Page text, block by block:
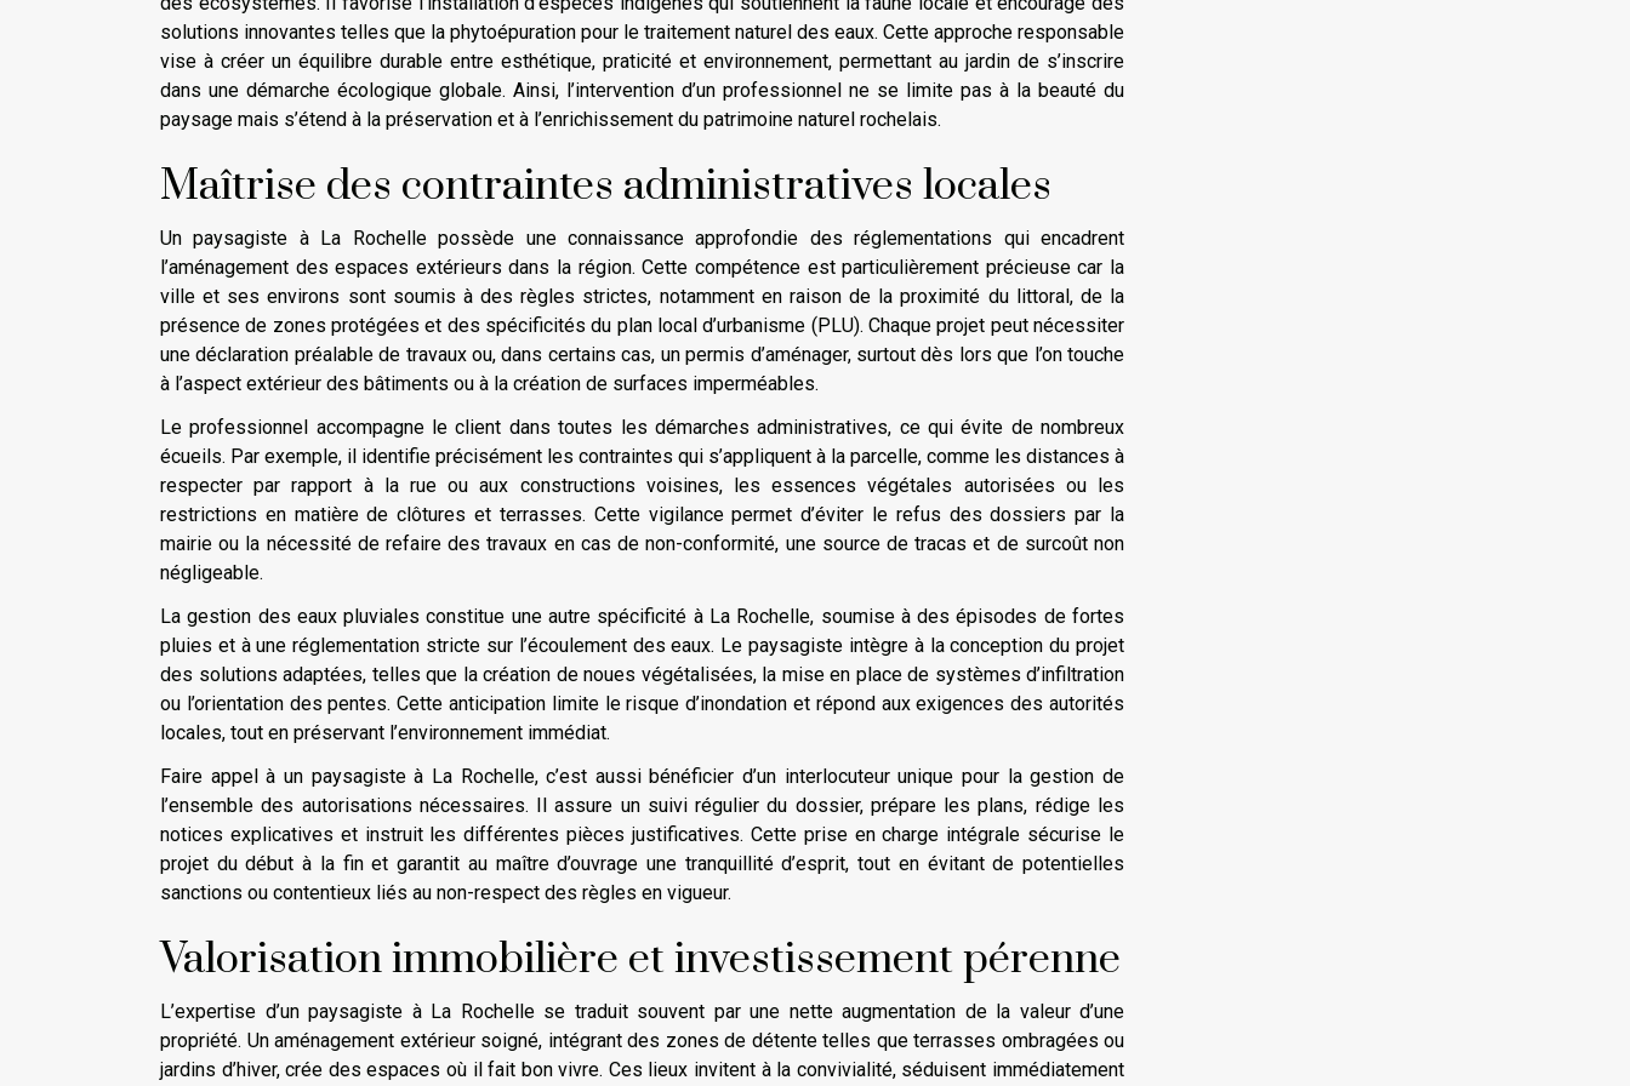
solutions innovantes telles que la phytoépuration pour le traitement naturel des eaux. Cette approche responsable
vise à créer un équilibre durable entre esthétique, praticité et environnement, permettant au jardin de s’inscrire
dans une démarche écologique globale. Ainsi, l’intervention d’un professionnel ne se limite pas à la beauté du
paysage mais s’étend à la préservation et à l’enrichissement du patrimoine naturel rochelais.
Maîtrise des contraintes administratives locales
Un paysagiste à La Rochelle possède une connaissance approfondie des réglementations qui encadrent
l’aménagement des espaces extérieurs dans la région. Cette compétence est particulièrement précieuse car la
ville et ses environs sont soumis à des règles strictes, notamment en raison de la proximité du littoral, de la
présence de zones protégées et des spécificités du plan local d’urbanisme (PLU). Chaque projet peut nécessiter
une déclaration préalable de travaux ou, dans certains cas, un permis d’aménager, surtout dès lors que l’on touche
à l’aspect extérieur des bâtiments ou à la création de surfaces imperméables.
Le professionnel accompagne le client dans toutes les démarches administratives, ce qui évite de nombreux
écueils. Par exemple, il identifie précisément les contraintes qui s’appliquent à la parcelle, comme les distances à
respecter par rapport à la rue ou aux constructions voisines, les essences végétales autorisées ou les
restrictions en matière de clôtures et terrasses. Cette vigilance permet d’éviter le refus des dossiers par la
mairie ou la nécessité de refaire des travaux en cas de non-conformité, une source de tracas et de surcoût non
négligeable.
La gestion des eaux pluviales constitue une autre spécificité à La Rochelle, soumise à des épisodes de fortes
pluies et à une réglementation stricte sur l’écoulement des eaux. Le paysagiste intègre à la conception du projet
des solutions adaptées, telles que la création de noues végétalisées, la mise en place de systèmes d’infiltration
ou l’orientation des pentes. Cette anticipation limite le risque d’inondation et répond aux exigences des autorités
locales, tout en préservant l’environnement immédiat.
Faire appel à un paysagiste à La Rochelle, c’est aussi bénéficier d’un interlocuteur unique pour la gestion de
l’ensemble des autorisations nécessaires. Il assure un suivi régulier du dossier, prépare les plans, rédige les
notices explicatives et instruit les différentes pièces justificatives. Cette prise en charge intégrale sécurise le
projet du début à la fin et garantit au maître d’ouvrage une tranquillité d’esprit, tout en évitant de potentielles
sanctions ou contentieux liés au non-respect des règles en vigueur.
Valorisation immobilière et investissement pérenne
L’expertise d’un paysagiste à La Rochelle se traduit souvent par une nette augmentation de la valeur d’une
propriété. Un aménagement extérieur soigné, intégrant des zones de détente telles que terrasses ombragées ou
jardins d’hiver, crée des espaces où il fait bon vivre. Ces lieux invitent à la convivialité, séduisent immédiatement